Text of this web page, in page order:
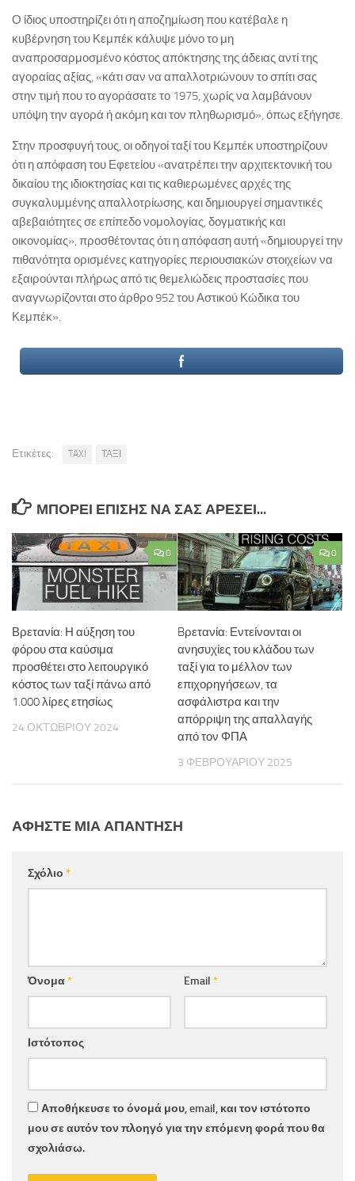
Ο ίδιος υποστηρίζει ότι η αποζημίωση που κατέβαλε η
κυβέρνηση του Κεμπέκ κάλυψε μόνο το μη
αναπροσαρμοσμένο κόστος απόκτησης της άδειας αντί της
αγοραίας αξίας, «κάτι σαν να απαλλοτριώνουν το σπίτι σας
στην τιμή που το αγοράσατε το 1975, χωρίς να λαμβάνουν
υπόψη την αγορά ή ακόμη και τον πληθωρισμό», όπως εξήγησε.
Στην προσφυγή τους, οι οδηγοί ταξί του Κεμπέκ υποστηρίζουν
ότι η απόφαση του Εφετείου «ανατρέπει την αρχιτεκτονική του
δικαίου της ιδιοκτησίας και τις καθιερωμένες αρχές της
συγκαλυμμένης απαλλοτρίωσης, και δημιουργεί σημαντικές
αβεβαιότητες σε επίπεδο νομολογίας, δογματικής και
οικονομίας», προσθέτοντας ότι η απόφαση αυτή «δημιουργεί την
πιθανότητα ορισμένες κατηγορίες περιουσιακών στοιχείων να
εξαιρούνται πλήρως από τις θεμελιώδεις προστασίες που
αναγνωρίζονται στο άρθρο 952 του Αστικού Κώδικα του
Κεμπέκ».
Ετικέτες: TAXI ΤΑΞΙ
ΜΠΟΡΕΊ ΕΠΊΣΗΣ ΝΑ ΣΑΣ ΑΡΈΣΕΙ...
0
Βρετανία: Η αύξηση του
φόρου στα καύσιμα
προσθέτει στο λειτουργικό
κόστος των ταξί πάνω από
1.000 λίρες ετησίως
24 ΟΚΤΩΒΡΊΟΥ 2024
0
Bρετανία: Εντείνονται οι
ανησυχίες του κλάδου των
ταξί για το μέλλον των
επιχορηγήσεων, τα
ασφάλιστρα και την
απόρριψη της απαλλαγής
από τον ΦΠΑ
3 ΦΕΒΡΟΥΑΡΊΟΥ 2025
ΑΦΉΣΤΕ ΜΙΑ ΑΠΆΝΤΗΣΗ
Σχόλιο *
Όνομα* Email *
Ιστότοπος
Αποθήκευσε το όνομά μου, email, και τον ιστότοπο
μου σε αυτόν τον πλοηγό για την επόμενη φορά που θα
σχολιάσω.